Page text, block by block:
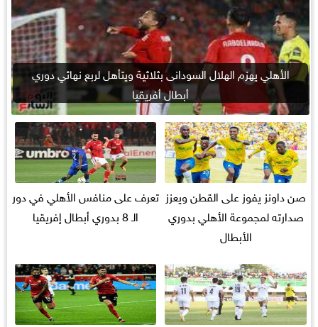
الأهلي يهزم الهلال السودانى بثلاثية ويتأهل لربع نهائي دوري
أبطال أفريقيا
صن داونز يفوز على القطن ويعزز
صدارته لمجموعة الأهلي بدوري
الأبطال
تعرف على منافس الأهلي في دور
الـ 8 بدوري أبطال إفريقيا